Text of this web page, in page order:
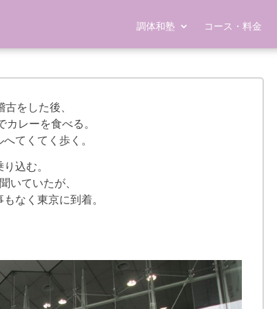
調体和塾 コース・料金
をした後、
カレーを食べる。
てくてく歩く。
込む。
いていたが、
なく東京に到着。